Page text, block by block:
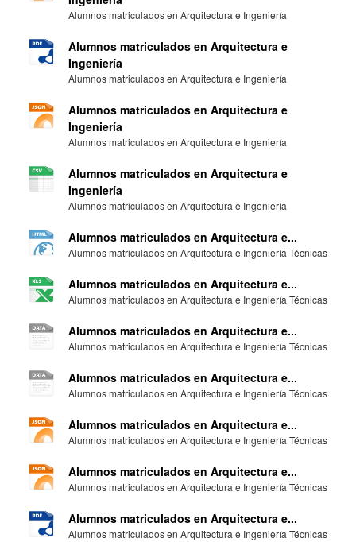
Alumnos matriculados en Arquitectura e Ingeniería
Alumnos matriculados en Arquitectura e
Ingeniería
Alumnos matriculados en Arquitectura e Ingeniería
Alumnos matriculados en Arquitectura e
Ingeniería
Alumnos matriculados en Arquitectura e Ingeniería
Alumnos matriculados en Arquitectura e
Ingeniería
Alumnos matriculados en Arquitectura e Ingeniería
Alumnos matriculados en Arquitectura e...
Alumnos matriculados en Arquitectura e Ingeniería Técnicas
Alumnos matriculados en Arquitectura e...
Alumnos matriculados en Arquitectura e Ingeniería Técnicas
Alumnos matriculados en Arquitectura e...
Alumnos matriculados en Arquitectura e Ingeniería Técnicas
Alumnos matriculados en Arquitectura e...
Alumnos matriculados en Arquitectura e Ingeniería Técnicas
Alumnos matriculados en Arquitectura e...
Alumnos matriculados en Arquitectura e Ingeniería Técnicas
Alumnos matriculados en Arquitectura e...
Alumnos matriculados en Arquitectura e Ingeniería Técnicas
Alumnos matriculados en Arquitectura e...
Alumnos matriculados en Arquitectura e Ingeniería Técnicas